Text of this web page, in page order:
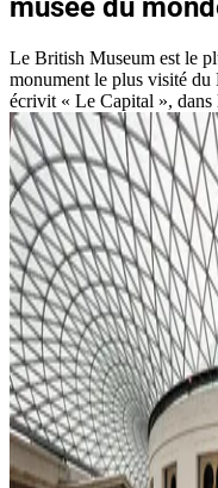
musée du
Le British Museum est le
monument le plus visité
écrivit « Le Capital », dans